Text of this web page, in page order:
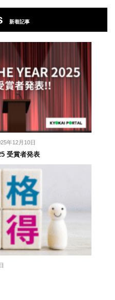
新着記事
年12月10日
受賞者発表